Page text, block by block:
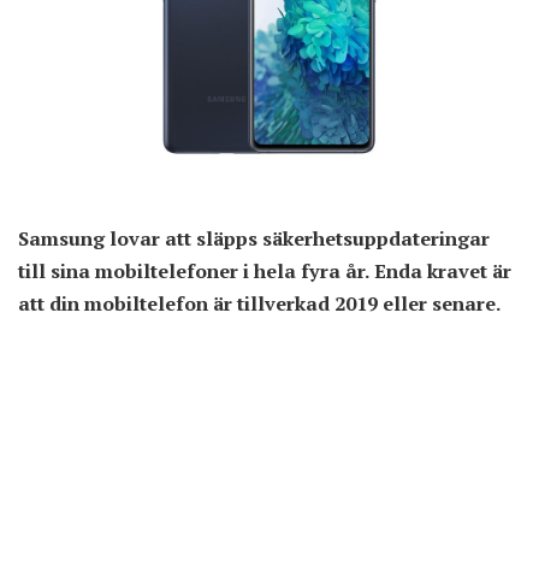
Samsung lovar att släpps säkerhetsuppdateringar
till sina mobiltelefoner i hela fyra år. Enda kravet är
att din mobiltelefon är tillverkad 2019 eller senare.